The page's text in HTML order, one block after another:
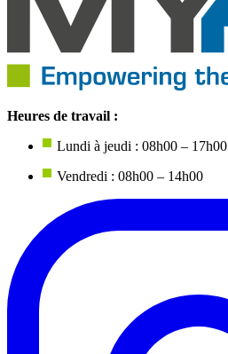
Heures de travail :
Lundi à jeudi : 08h00 – 17h00
Vendredi : 08h00 – 14h00